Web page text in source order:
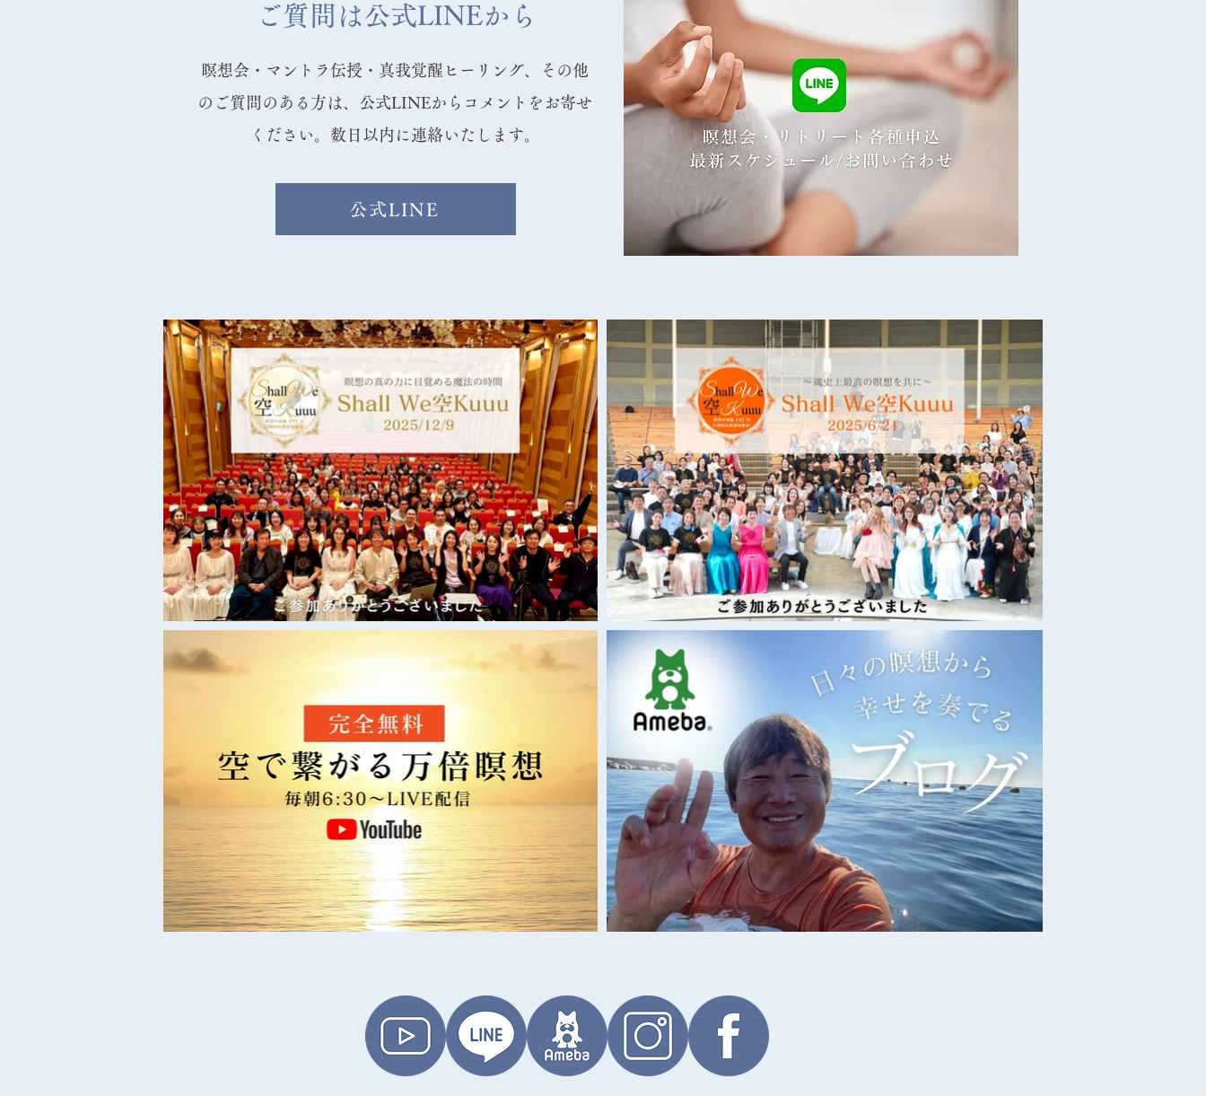
ご質問は公式LINEから
瞑想会・マントラ伝授・真我覚醒ヒーリング、その他
のご質問のある方は、公式LINEからコメントをお寄せ
ください。数日以内に連絡いたします。
公式LINE